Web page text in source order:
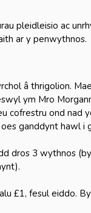
pleidleisio ac
ar y penwythnos.
â thrigolion.
ym Mro
cofrestru ond nad
ganddynt hawl i
dros 3 wythnos
£1, fesul eiddo.